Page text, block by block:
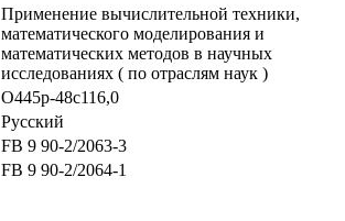
Применение вычислительной техники,
математического моделирования и
математических методов в научных
исследованиях ( по отраслям наук )
О445р-48с116,0
Русский
FB 9 90-2/2063-3
FB 9 90-2/2064-1